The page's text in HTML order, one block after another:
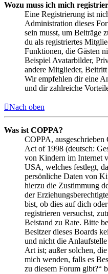
Wozu muss ich mich
Eine Registrierung ist
Administration dieses
sein musst, um Beiträge
du als registriertes
Funktionen, die Gästen
Beispiel Avatarbilder,
andere Mitglieder,
Wir empfehlen dir eine
und dir zahlreiche
Nach oben
Was ist COPPA?
COPPA,
Act of 1998 (deutsch:
von Kindern im Internet
USA, welches festlegt,
persönliche Daten von
hierzu die Zustimmung
der
bist, ob dies auf dich
registrieren versuchst,
Beistand zu Rate. Bitte
Besitzer dieses Boards
und nicht die
Art ist; außer solchen,
mich wenden, falls es
zu diesem Forum gibt?“